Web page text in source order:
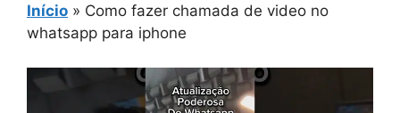
Início » Como fazer chamada de video no
whatsapp para iphone